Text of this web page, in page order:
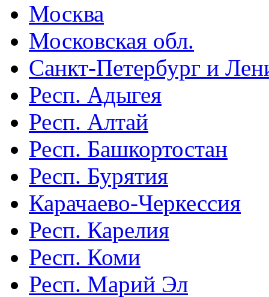
Москва
Московская обл.
Санкт-Петербург и
Респ. Адыгея
Респ. Алтай
Респ. Башкортостан
Респ. Бурятия
Карачаево-Черкессия
Респ. Карелия
Респ. Коми
Респ. Марий Эл